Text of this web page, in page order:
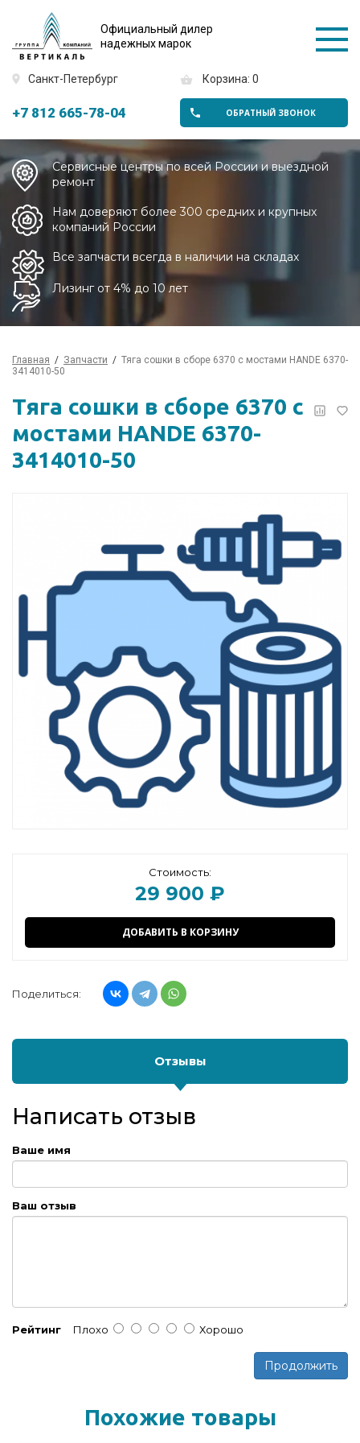
Официальный дилер
надежных марок
Санкт-Петербург Корзина: 0
+7 812 665-78-04 ОБРАТНЫЙ ЗВОНОК
Сервисные центры по всей России и выездной
ремонт
Нам доверяют более 300 средних и крупных
компаний России
Все запчасти всегда в наличии на складах
Лизинг от 4% до 10 лет
Главная Запчасти
Тяга сошки в сборе 6370 с мостами HANDE 6370-
3414010-50
Тяга сошки в сборе 6370 с
мостами HANDE 6370-
3414010-50
Стоимость:
29 900 ₽
ДОБАВИТЬ В КОРЗИНУ
Поделиться:
Отзывы
Написать отзыв
Ваше имя
Ваш отзыв
Рейтинг Плохо Хорошо
Продолжить
Похожие товары